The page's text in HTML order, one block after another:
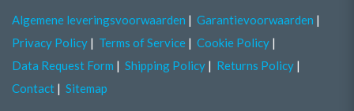
Algemene leveringsvoorwaarden
Garantievoorwaarden
Privacy Policy
Terms of Service
Cookie Policy
Data Request Form
Shipping Policy
Returns Policy
Contact
Sitemap